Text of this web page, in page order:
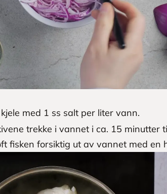
med 1 ss salt per liter vann.
trekke i vannet i ca. 15 minutter
fisken forsiktig ut av vannet med en